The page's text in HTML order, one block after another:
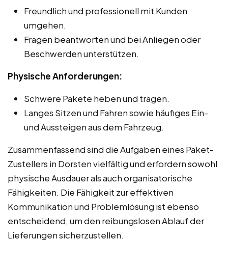
Freundlich und professionell mit Kunden
umgehen.
Fragen beantworten und bei Anliegen oder
Beschwerden unterstützen.
Physische Anforderungen:
Schwere Pakete heben und tragen.
Langes Sitzen und Fahren sowie häufiges Ein-
und Aussteigen aus dem Fahrzeug.
Zusammenfassend sind die Aufgaben eines Paket-
Zustellers in Dorsten vielfältig und erfordern sowohl
physische Ausdauer als auch organisatorische
Fähigkeiten. Die Fähigkeit zur effektiven
Kommunikation und Problemlösung ist ebenso
entscheidend, um den reibungslosen Ablauf der
Lieferungen sicherzustellen.